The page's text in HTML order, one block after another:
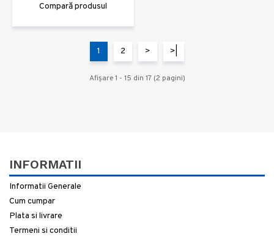
Compară produsul
1 2 > >|
Afişare 1 - 15 din 17 (2 pagini)
INFORMATII
Informatii Generale
Cum cumpar
Plata si livrare
Termeni si conditii